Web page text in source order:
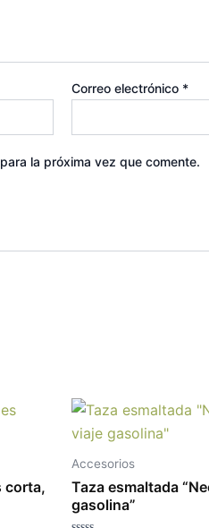
Correo electrónico *
la próxima vez que comente.
corta,
Accesorios
Taza esmaltada
gasolina”